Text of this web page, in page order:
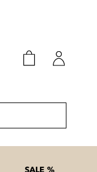
Suche
SALE %